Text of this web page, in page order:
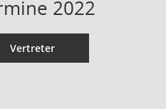
2022
Vertreter